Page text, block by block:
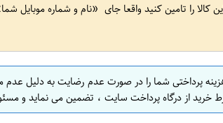
کالا را تامین کنید واقعا جای
نام و شماره موبایل شما
پرداختی شما را در صورت عدم رضایت به دلیل
از درگاه پرداخت سایت ، تضمین می نماید و